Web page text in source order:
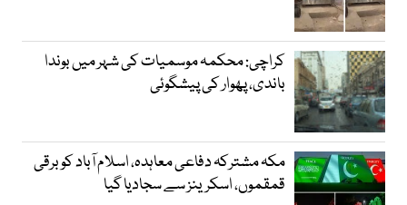
کراچی: محکمہ موسمیات کی شہر میں بوندا
باندی، پھوار کی پیشگوئی
مکہ مشترکہ دفاعی معاہدہ، اسلام آباد کو برقی
قمقموں، اسکرینز سے سجادیا گیا